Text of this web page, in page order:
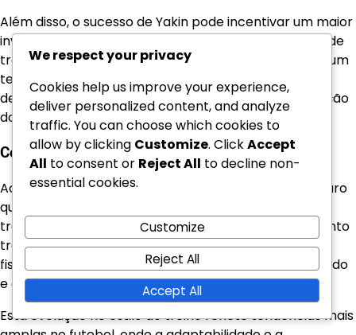
Além disso, o sucesso de Yakin pode incentivar um maior
investimento em academias de jovens e programas de
treino, garantindo que o futebol suíço continue a ser um
terreno fértil para talentos. Este foco no
desenvolvimento será crucial para manter a reputação
do país no futebol europeu.
Comparações com predecessores
Ao comparar Yakin com os seus predecessores, é claro
que a sua abordagem combina valores suíços
tradicionais com inovações táticas modernas. Enquanto
treinadores anteriores enfatizavam a disciplina e a
fisicalidade, Yakin introduziu um estilo de jogo mais fluido
e estratégico, que ressoou bem com jogadores e fãs.
Esta evolução no estilo de treino reflete tendências mais
We respect your privacy
Cookies help us improve your experience,
deliver personalized content, and analyze
traffic. You can choose which cookies to
allow by clicking Customize. ClickAccept
All to consent or Reject All to decline non-
essential cookies.
Customize
Reject All
Accept All